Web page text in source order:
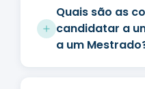
Quais são as
candidatar a
a um